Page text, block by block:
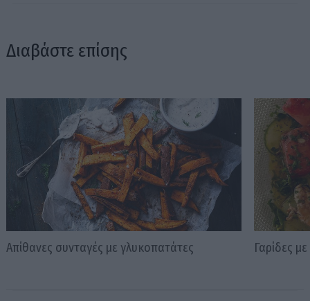
Διαβάστε επίσης
Απίθανες συνταγές με γλυκοπατάτες Γαρίδες